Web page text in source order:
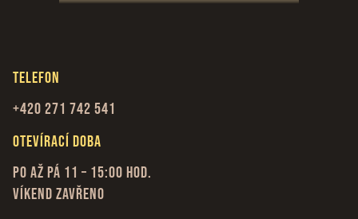
Telefon
+420 271 742 541
Otevírací doba
Po až Pá 11 – 15:00 hod.
Víkend zavřeno